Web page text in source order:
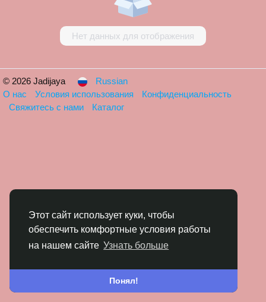
Этот сайт использует куки, чтобы
обеспечить комфортные условия работы
на нашем сайте Узнать больше
Понял!
Нет данных для отображения
© 2026 Jadijaya
Russian
О нас
Условия использования
Конфиденциальность
Свяжитесь с нами
Каталог